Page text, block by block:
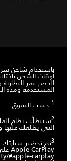
أوقات الشحن
الحصر عمر البطارية
المستخدمة ومدة
1.حسب السوق
2سيتطلّب نظام
التي يطلعك عليها
3
Apple CarPlay على توفر الميزة في بلدك، يُرجى الاطّلاع على
#apple-carplay